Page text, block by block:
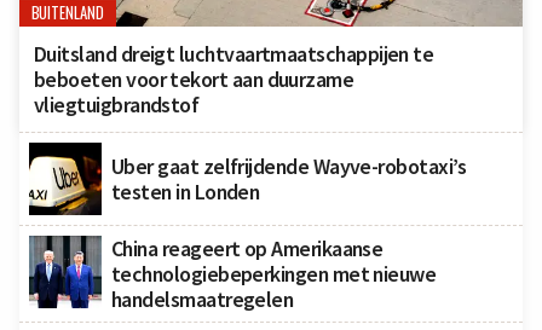
BUITENLAND
Duitsland dreigt luchtvaartmaatschappijen te
beboeten voor tekort aan duurzame
vliegtuigbrandstof
Uber gaat zelfrijdende Wayve-robotaxi’s
testen in Londen
China reageert op Amerikaanse
technologiebeperkingen met nieuwe
handelsmaatregelen